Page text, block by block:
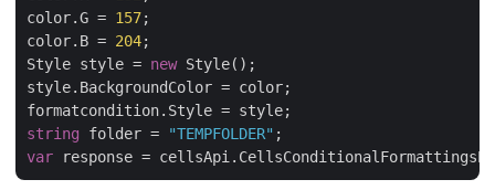
color.G = 157
color.B = 204
Style style = new Style();
style.BackgroundColor = color;
string folder = "TEMPFOLDER"
var